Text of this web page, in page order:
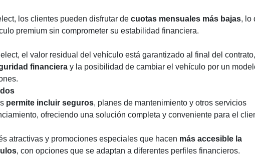
los clientes pueden disfrutar de cuotas mensuales más bajas, lo
premium sin comprometer su estabilidad financiera.
el valor residual del vehículo está garantizado al final del contrato,
financiera y la posibilidad de cambiar el vehículo por un
permite incluir seguros, planes de mantenimiento y otros servicios
ofreciendo una solución completa y conveniente para el
atractivas y promociones especiales que hacen más accesible la
, con opciones que se adaptan a diferentes perfiles financieros.